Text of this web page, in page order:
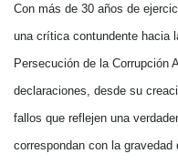
Con más de 30 años de
una crítica contundente hacia
Persecución de la Corrupción
declaraciones, desde su
fallos que reflejen una
correspondan con la